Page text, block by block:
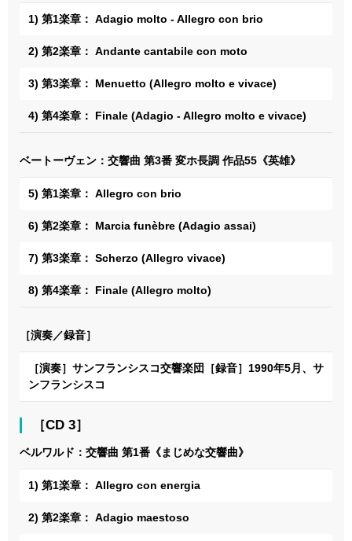
1) 第1楽章： Adagio molto - Allegro con brio
2) 第2楽章： Andante cantabile con moto
3) 第3楽章： Menuetto (Allegro molto e vivace)
4) 第4楽章： Finale (Adagio - Allegro molto e vivace)
ベートーヴェン：交響曲 第3番 変ホ長調 作品55《英雄》
5) 第1楽章： Allegro con brio
6) 第2楽章： Marcia funèbre (Adagio assai)
7) 第3楽章： Scherzo (Allegro vivace)
8) 第4楽章： Finale (Allegro molto)
［演奏／録音］
［演奏］サンフランシスコ交響楽団［録音］1990年5月、サ
ンフランシスコ
［CD 3］
ベルワルド：交響曲 第1番《まじめな交響曲》
1) 第1楽章： Allegro con energia
2) 第2楽章： Adagio maestoso